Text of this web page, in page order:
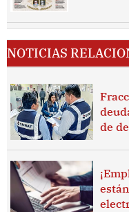
NOTICIAS
de